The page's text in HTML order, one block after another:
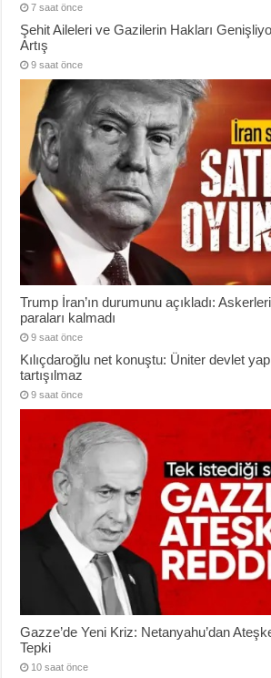
7 saat önce
Şehit Aileleri ve Gazilerin Hakları
Artış
9 saat önce
Trump İran’ın durumunu açıkladı:
paraları kalmadı
9 saat önce
Kılıçdaroğlu net konuştu: Üniter devlet
tartışılmaz
9 saat önce
Gazze’de Yeni Kriz: Netanyahu’dan
Tepki
10 saat önce